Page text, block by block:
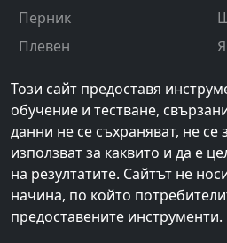
Перник
Плевен
Този сайт предоставя
обучение и тестване,
данни не се съхраняват, не се
използват за каквито и да е
на резултатите. Сайтът не
начина, по който
предоставените инструменти.